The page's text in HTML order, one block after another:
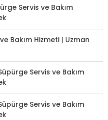
Servis ve Bakım
Bakım Hizmeti | Uzman
Servis ve Bakım
Servis ve Bakım